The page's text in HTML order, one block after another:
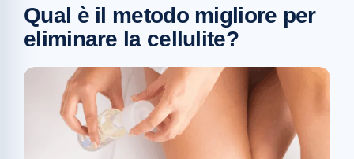
Qual è il metodo migliore per
eliminare la cellulite?